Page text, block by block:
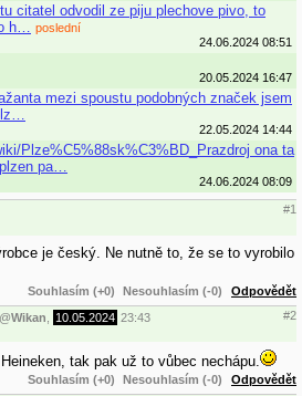
citatel odvodil ze piju plechove pivo, to
h…
poslední
24.06.2024 08:51
20.05.2024 16:47
mezi spoustu podobných značek jsem
22.05.2024 14:44
Plze%C5%88sk%C3%BD_Prazdroj ona ta
pa…
24.06.2024 08:09
#1
je český. Ne nutně to, že se to vyrobilo
Souhlasím (+0) Nesouhlasím (-0) Odpovědět
@Wikan 10.05.2024 23:43 #2
tak pak už to vůbec nechápu.
Souhlasím (+0) Nesouhlasím (-0) Odpovědět